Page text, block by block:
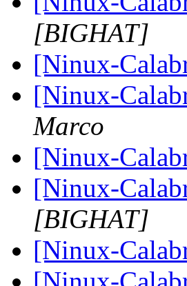
[BIGHAT]
[Ninux-
[Ninux-
Marco
[Ninux-
[Ninux-
[BIGHAT]
[Ninux-